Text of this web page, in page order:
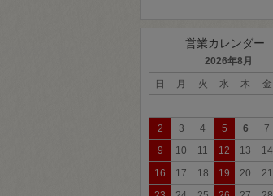
営業カレンダー
2026年8月
日 月 火 水 木 金
2
3 4 5 6 7
9
10 11 12 13 14
16
17 18 19 20 21